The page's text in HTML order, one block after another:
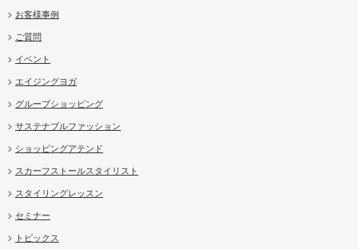
お客様事例
ご質問
イベント
エイジングヨガ
グループショッピング
サステナブルファッション
ショッピングアテンド
スカーフストールスタイリスト
スタイリングレッスン
セミナー
トピックス